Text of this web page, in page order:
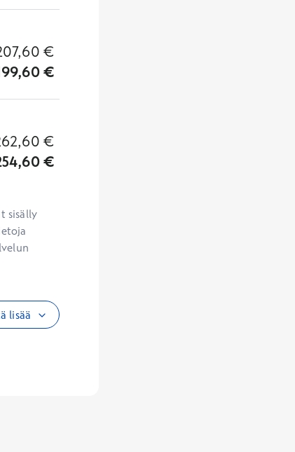
€
€
€
€
sisälly
lisää